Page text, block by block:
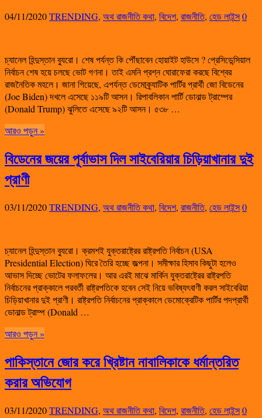
04/11/2020TRENDING, অথ রাজনীতি কথা, বিদেশ, রাজনীতি, হেড লাইন্স0
চ্যানেল হিন্দুস্তান ব্যুরো। শেষ পর্যন্ত কি পৌঁছাবেন হোয়াইট হাউসে ? প্রেসিডেন্সিয়াল
নির্বাচন শেষ হয়ে চলছে ভোট গণনা। তাই এমনি প্রশ্ন ঘোরাফেরা করছে বিশ্বের
রাজনৈতিক মহলে। জানা গিয়েছে, এপর্যন্ত ডেমোক্র্যাটিক পার্টির প্রার্থী জো বিডেনের
(Joe Biden) দখলে এসেছে ১১৯টি আসন। রিপাবলিকান পার্টি ডোনাল্ড ট্রাম্পের
(Donald Trump) ঝুলিতে এসেছে ৯২টি আসন। ৫৩৮ …
আরও পড়ুন »
বিডেনের জয়ের পূর্বাভাস দিল সাইবেরিয়ার চিড়িয়াখানার দুই
প্রাণী
03/11/2020TRENDING, অথ রাজনীতি কথা, বিদেশ, রাজনীতি, হেড লাইন্স0
চ্যানেল হিন্দুস্তান ব্যুরো। ক্রমশই যুক্তরাষ্ট্রের রাষ্ট্রপতি নির্বাচন (USA
Presidential Election) ঘিরে তৈরি হচ্ছে জল্পনা। সমীক্ষার হিসাব কিছুটা হলেও
আভাস দিচ্ছে ভোটের ফলাফলের। আর এরই মাঝে মার্কিন যুক্তরাষ্ট্রের রাষ্ট্রপতি
নির্বাচনের প্রাক্কালে পরবর্তী রাষ্ট্রপতিকে হবেন সেই নিয়ে ভবিষ্যৎবাণী করল সাইবেরিয়া
চিড়িয়াখানার দুই প্রাণী। রাষ্ট্রপতি নির্বাচনের প্রাক্কালে ডেমোক্রেটিক পার্টির পদপ্রার্থী
ডোনাল্ড ট্রাম্প (Donald …
আরও পড়ুন »
পাকিস্তানে জোর করে খ্রিষ্টান নাবালিকাকে ধর্মান্তরিত
করার অভিযোগ
03/11/2020TRENDING, অথ রাজনীতি কথা, বিদেশ, রাজনীতি, হেড লাইন্স0